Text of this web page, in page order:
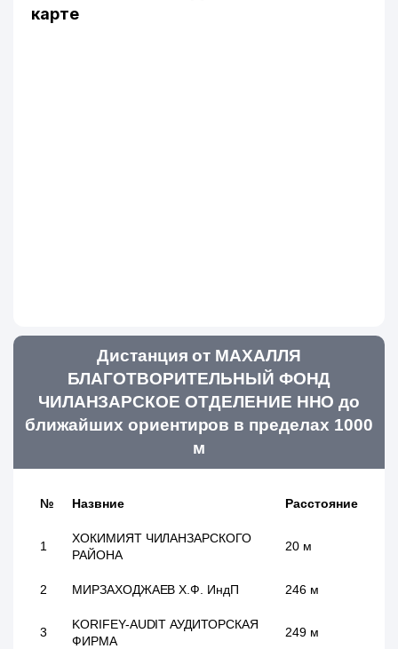
карте
Дистанция от МАХАЛЛЯ
БЛАГОТВОРИТЕЛЬНЫЙ ФОНД
ЧИЛАНЗАРСКОЕ ОТДЕЛЕНИЕ ННО до
ближайших ориентиров в пределах 1000
м
№ Назвние Расстояние
1
ХОКИМИЯТ ЧИЛАНЗАРСКОГО
РАЙОНА
20 м
2 МИРЗАХОДЖАЕВ Х.Ф. ИндП 246 м
3
KORIFEY-AUDIT АУДИТОРСКАЯ
ФИРМА
249 м